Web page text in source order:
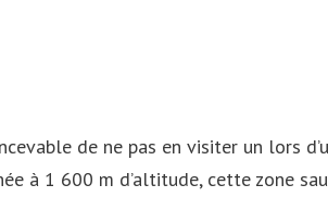
de ne pas en visiter un lors
à 1 600 m d’altitude, cette zone